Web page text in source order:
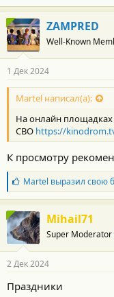
ZAMPRED
Well-Known
1 Дек 2024
Martel написал(а):
На онлайн
СВО https://
К просмотру
Б
л
а
г
о
д
а
н
с
Martel выразил свою
Mihail71
Super Moderator
2 Дек 2024
Праздники